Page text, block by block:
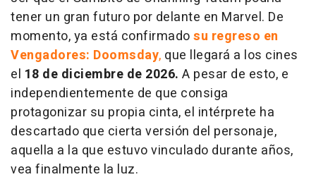
tener un gran futuro por delante en Marvel. De
momento, ya está confirmadosu regreso en
Vengadores: Doomsday, que llegará a los cines
el 18 de diciembre de 2026. A pesar de esto, e
independientemente de que consiga
protagonizar su propia cinta, el intérprete ha
descartado que cierta versión del personaje,
aquella a la que estuvo vinculado durante años,
vea finalmente la luz.